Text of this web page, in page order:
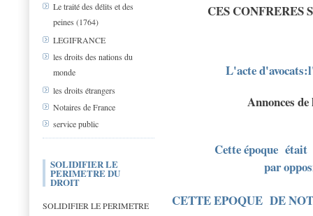
Le traité des délits et des
peines (1764)
LEGIFRANCE
les droits des nations du
monde
les droits étrangers
Notaires de France
service public
SOLIDIFIER LE
PERIMETRE DU
DROIT
SOLIDIFIER LE PERIMETRE
CES CONFRERES
L'acte
Annonces de
Cette époque était
par
CETTE EPOQUE DE